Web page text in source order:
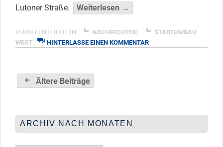
Lutoner Straße.
Weiterlesen →
Aktivpark
Bauvorbereitung
VERÖFFENTLICHT IN NACHRICHTEN,
STADTUMBAU
WEST
HINTERLASSE EINEN KOMMENTARZU
Beitragsnavigation
Ältere Beiträge
ARCHIV NACH MONATEN